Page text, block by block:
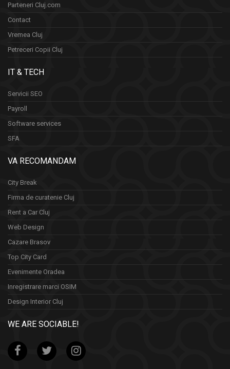
Parteneri Cluj.com
Contact
Vremea Cluj
Petreceri Copii Cluj
IT & TECH
Servicii SEO
Payroll
Software services
SFA
VA RECOMANDAM
City Break
Firma de curatenie Cluj
Rent a Car Cluj
Web Design
Cazare Brasov
Top City Card
Evenimente Oradea
Inregistrare marci OSIM
Design Interior Cluj
WE ARE SOCIABLE!